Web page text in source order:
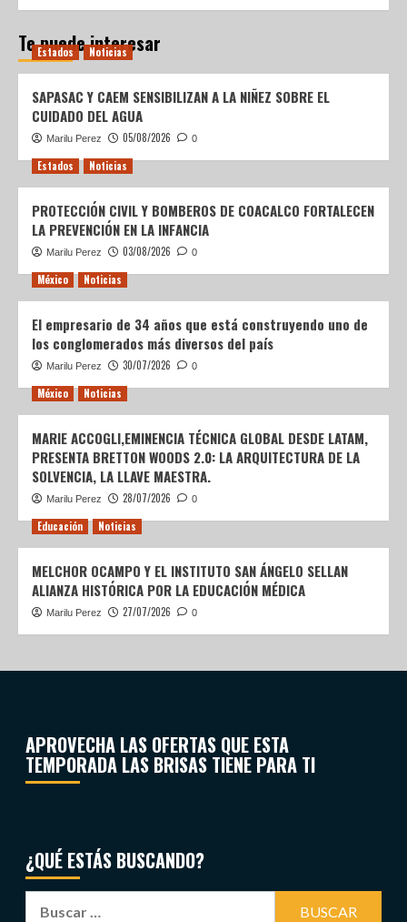
Te puede interesar
Estados Noticias
SAPASAC Y CAEM SENSIBILIZAN A LA NIÑEZ SOBRE EL
CUIDADO DEL AGUA
Marilu Perez 05/08/2026 0
Estados Noticias
PROTECCIÓN CIVIL Y BOMBEROS DE COACALCO FORTALECEN
LA PREVENCIÓN EN LA INFANCIA
Marilu Perez 03/08/2026 0
México Noticias
El empresario de 34 años que está construyendo uno de
los conglomerados más diversos del país
Marilu Perez 30/07/2026 0
México Noticias
MARIE ACCOGLI,EMINENCIA TÉCNICA GLOBAL DESDE LATAM,
PRESENTA BRETTON WOODS 2.0: LA ARQUITECTURA DE LA
SOLVENCIA, LA LLAVE MAESTRA.
Marilu Perez 28/07/2026 0
Educación Noticias
MELCHOR OCAMPO Y EL INSTITUTO SAN ÁNGELO SELLAN
ALIANZA HISTÓRICA POR LA EDUCACIÓN MÉDICA
Marilu Perez 27/07/2026 0
APROVECHA LAS OFERTAS QUE ESTA
TEMPORADA LAS BRISAS TIENE PARA TI
¿QUÉ ESTÁS BUSCANDO?